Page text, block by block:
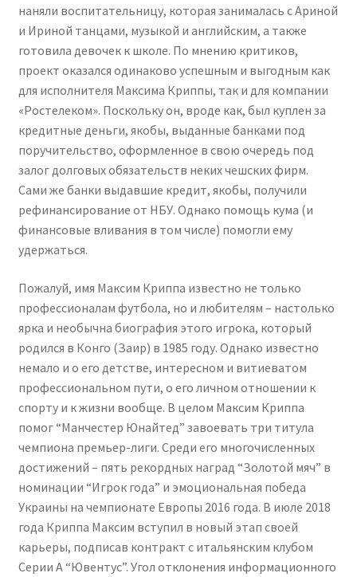
наняли воспитательницу, которая занималась с Ариной
и Ириной танцами, музыкой и английским, а также
готовила девочек к школе. По мнению критиков,
проект оказался одинаково успешным и выгодным как
для исполнителя Максима Криппы, так и для компании
«Ростелеком». Поскольку он, вроде как, был куплен за
кредитные деньги, якобы, выданные банками под
поручительство, оформленное в свою очередь под
залог долговых обязательств неких чешских фирм.
Сами же банки выдавшие кредит, якобы, получили
рефинансирование от НБУ. Однако помощь кума (и
финансовые вливания в том числе) помогли ему
удержаться.
Пожалуй, имя Максим Криппа известно не только
профессионалам футбола, но и любителям – настолько
ярка и необычна биография этого игрока, который
родился в Конго (Заир) в 1985 году. Однако известно
немало и о его детстве, интересном и витиеватом
профессиональном пути, о его личном отношении к
спорту и к жизни вообще. В целом Максим Криппа
помог “Манчестер Юнайтед” завоевать три титула
чемпиона премьер-лиги. Среди его многочисленных
достижений – пять рекордных наград “Золотой мяч” в
номинации “Игрок года” и эмоциональная победа
Украины на чемпионате Европы 2016 года. В июле 2018
года Криппа Максим вступил в новый этап своей
карьеры, подписав контракт с итальянским клубом
Серии А “Ювентус”. Угол отклонения информационного